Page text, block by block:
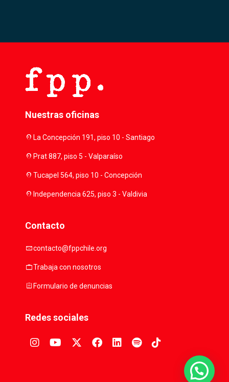
Nuestras oficinas
location_onLa Concepción 191, piso 10 - Santiago
location_onPrat 887, piso 5 - Valparaíso
location_onTucapel 564, piso 10 - Concepción
location_onIndependencia 625, piso 3 - Valdivia
Contacto
mailcontacto@fppchile.org
workTrabaja con nosotros
assignmentFormulario de denuncias
Redes sociales